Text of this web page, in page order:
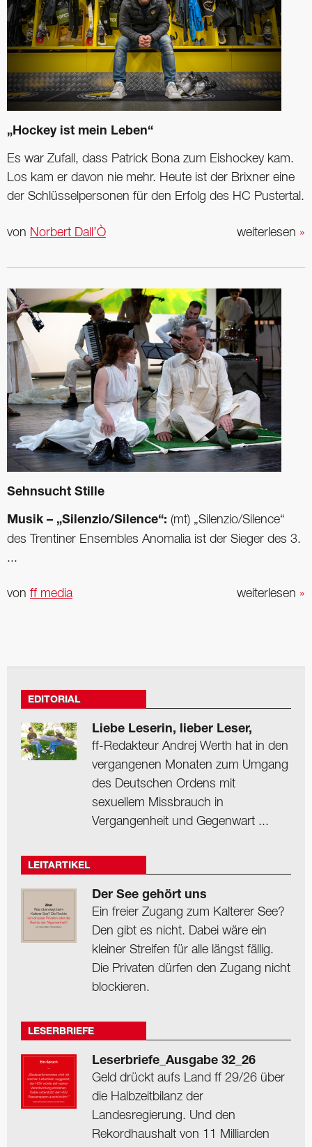
„Hockey ist mein Leben“
Es war Zufall, dass Patrick Bona zum Eishockey kam.
Los kam er davon nie mehr. Heute ist der Brixner eine
der Schlüsselpersonen für den Erfolg des HC Pustertal.
weiterlesen »
von Norbert Dall’Ò
Sehnsucht Stille
Musik – „Silenzio/Silence“: (mt) „Silenzio/Silence“
des Trentiner Ensembles Anomalia ist der Sieger des 3.
...
weiterlesen »
von ff media
EDITORIAL
Liebe Leserin, lieber Leser,
ff-Redakteur Andrej Werth hat in den
vergangenen Monaten zum Umgang
des Deutschen Ordens mit
sexuellem Missbrauch in
Vergangenheit und Gegenwart ...
LEITARTIKEL
Der See gehört uns
Ein freier Zugang zum Kalterer See?
Den gibt es nicht. Dabei wäre ein
kleiner Streifen für alle längst fällig.
Die Privaten dürfen den Zugang nicht
blockieren.
LESERBRIEFE
Leserbriefe_Ausgabe 32_26
Geld drückt aufs Land ff 29/26 über
die Halbzeitbilanz der
Landesregierung. Und den
Rekordhaushalt von 11 Milliarden